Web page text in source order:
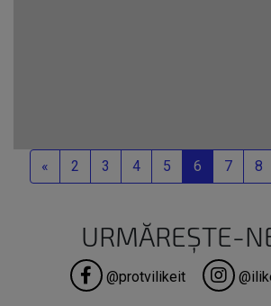
« Previous
2 3 4 5 6 7 8
URMĂREȘTE-
@protvilikeit